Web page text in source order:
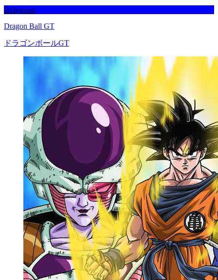
Befejezett
Dragon Ball GT
ドラゴンボールGT